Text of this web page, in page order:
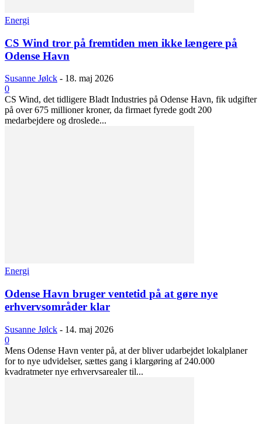
Energi
CS Wind tror på fremtiden men ikke længere på
Odense Havn
Susanne Jølck - 18. maj 2026
0
CS Wind, det tidligere Bladt Industries på Odense Havn, fik udgifter
på over 675 millioner kroner, da firmaet fyrede godt 200
medarbejdere og droslede...
Energi
Odense Havn bruger ventetid på at gøre nye
erhvervsområder klar
Susanne Jølck - 14. maj 2026
0
Mens Odense Havn venter på, at der bliver udarbejdet lokalplaner
for to nye udvidelser, sættes gang i klargøring af 240.000
kvadratmeter nye erhvervsarealer til...